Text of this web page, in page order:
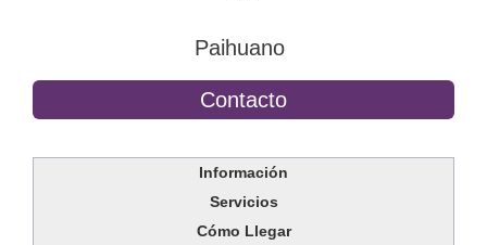
Paihuano
Contacto
Información
Servicios
Cómo Llegar